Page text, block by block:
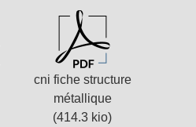
cni fiche structure
métallique
(414.3 kio)